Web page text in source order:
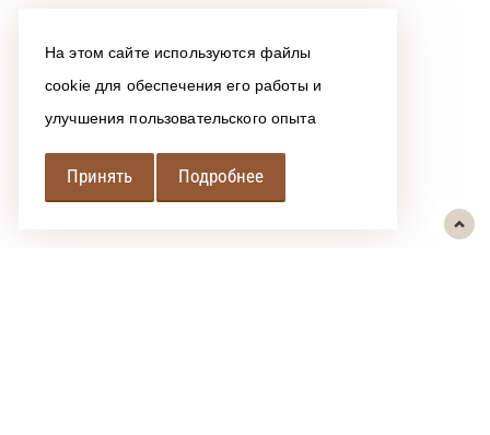
На этом сайте используются файлы
cookie для обеспечения его работы и
улучшения пользовательского опыта
Принять Подробнее